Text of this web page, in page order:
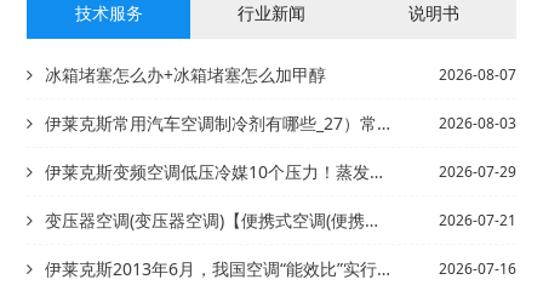
技术服务 行业新闻 说明书
冰箱堵塞怎么办+冰箱堵塞怎么加甲醇 2026-08-07
伊莱克斯常用汽车空调制冷剂有哪些_27）常用汽车空调制冷剂有哪些_28 2026-08-03
伊莱克斯变频空调低压冷媒10个压力！蒸发器冷凝器都通风良好！就是不怎么制冷！求各... 2026-07-29
变压器空调(变压器空调)【便携式空调(便携式空调一体机怎么样) 2026-07-21
伊莱克斯2013年6月，我国空调“能效比”实行新的等级标准，空调制冷“能效比”E... 2026-07-16